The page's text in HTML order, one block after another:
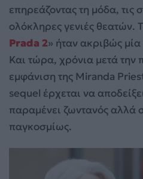
επηρεάζοντας τη μόδα, τις
ολόκληρες γενιές θεατών.
Prada 2» ήταν ακριβώς μία
Και τώρα, χρόνια μετά την
εμφάνιση της Miranda
sequel έρχεται να
παραμένει ζωντανός αλλά
παγκοσμίως.